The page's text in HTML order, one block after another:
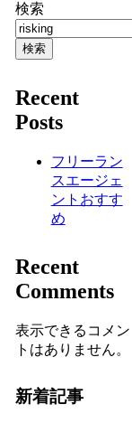
検索
検索
Recent
Posts
フリーラン
スエージェ
ントおすす
め
Recent
Comments
表示できるコメン
トはありません。
新着記事